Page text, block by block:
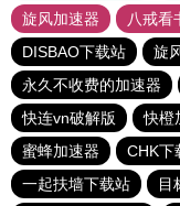
旋风加速器
八戒看
DISBAO下载站
旋
永久不收费的加速器
快连vn破解版
快橙
蜜蜂加速器
CHK下
一起扶墙下载站
目